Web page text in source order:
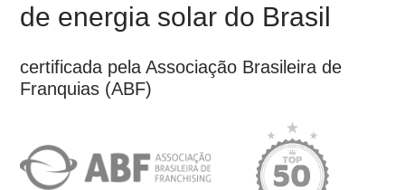
de energia solar do Brasil
certificada pela Associação Brasileira de
Franquias (ABF)